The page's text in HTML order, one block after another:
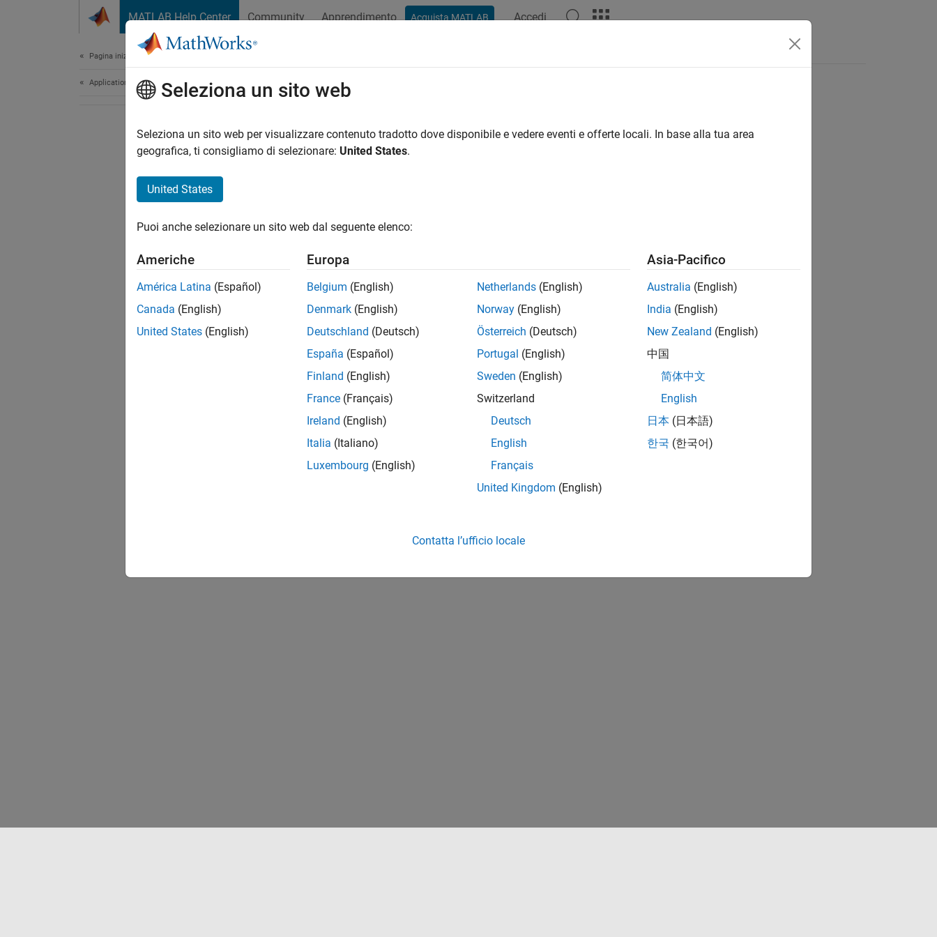
MATLAB Help Center Community Apprendimento Acquista MATLAB Accedi
Pagina iniziale della documentazione
Application DeploymentSeleziona un sito web
Seleziona un sito web per visualizzare contenuto tradotto dove disponibile e vedere eventi e offerte locali. In base alla tua area
geografica, ti consigliamo di selezionare: United States.
United States
Puoi anche selezionare un sito web dal seguente elenco:
Americhe
América Latina (Español)
Canada (English)
United States (English)
Europa
Belgium (English)
Denmark (English)
Deutschland (Deutsch)
España (Español)
Finland (English)
France (Français)
Ireland (English)
Italia (Italiano)
Luxembourg (English)
Netherlands (English)
Norway (English)
Österreich (Deutsch)
Portugal (English)
Sweden (English)
Switzerland
Deutsch
English
Français
United Kingdom (English)
Asia-Pacifico
Australia (English)
India (English)
New Zealand (English)
中国
简体中文
English
日本 (日本語)
한국 (한국어)
Contatta l’ufficio locale